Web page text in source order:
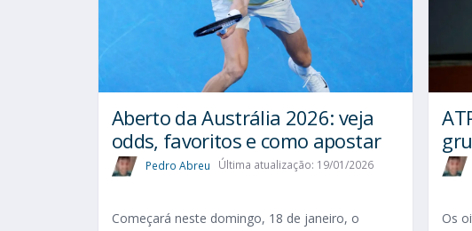
Aberto da Austrália 2026: veja
odds, favoritos e como apostar
Pedro Abreu Última atualização: 19/01/2026
Começará neste domingo, 18 de janeiro, o
Os